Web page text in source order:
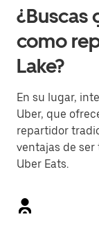
¿Buscas
como
Lake?
En su lugar,
Uber, que
repartidor
ventajas de ser
Uber Eats.